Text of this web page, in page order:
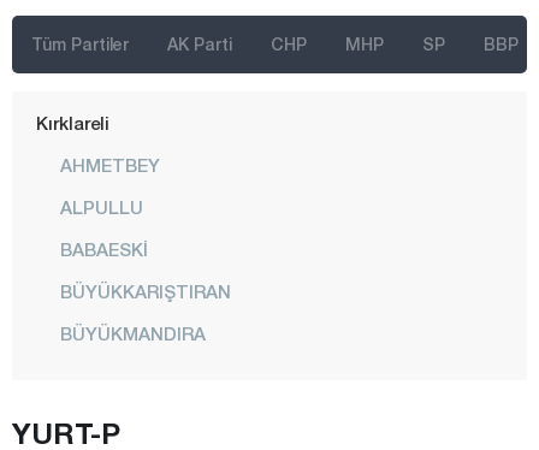
Tüm Partiler AK Parti CHP MHP SP BBP
Kırıkkale
Kırklareli
AHMETBEY
ALPULLU
BABAESKİ
BÜYÜKKARIŞTIRAN
BÜYÜKMANDIRA
YURT-P